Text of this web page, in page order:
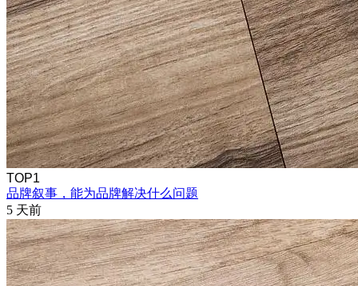
TOP1
品牌叙事，能为品牌解决什么问题
5 天前